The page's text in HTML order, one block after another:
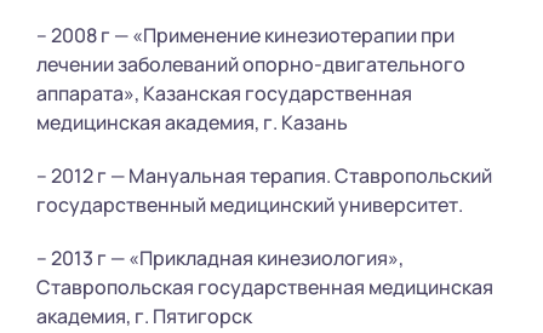
– 2008 г — «Применение кинезиотерапии при
лечении заболеваний опорно-двигательного
аппарата», Казанская государственная
медицинская академия, г. Казань
– 2012 г — Мануальная терапия. Ставропольский
государственный медицинский университет.
– 2013 г — «Прикладная кинезиология»,
Ставропольская государственная медицинская
академия, г. Пятигорск